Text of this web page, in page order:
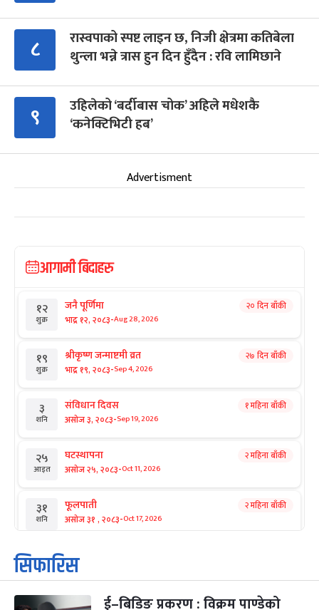
८
रास्वपाको स्पष्ट लाइन छ, निजी क्षेत्रमा कतिबेला
थुन्ला भन्ने त्रास हुन दिन हुँदैन : रवि लामिछाने
९
उहिलेको ‘बर्दीबास चोक’ अहिले मधेशकै
‘कनेक्टिभिटी हब’
Advertisment
आगामी बिदाहरु
१२
शुक्र
जनै पूर्णिमा
भाद्र १२, २०८३-Aug 28, 2026
२० दिन बाँकी
१९
शुक्र
श्रीकृष्ण जन्माष्टमी व्रत
भाद्र १९, २०८३-Sep 4, 2026
२७ दिन बाँकी
३
शनि
संविधान दिवस
असोज ३, २०८३-Sep 19, 2026
१ महिना बाँकी
२५
आइत
घटस्थापना
असोज २५, २०८३-Oct 11, 2026
२ महिना बाँकी
३१
शनि
फूलपाती
असोज ३१ , २०८३-Oct 17, 2026
२ महिना बाँकी
१
आइत
कार्तिक सङ्क्रान्ति
कार्तिक १, २०८३
महानवमी २ महिना बाँकी
सिफारिस
ई–बिडिङ प्रकरण : विक्रम पाण्डेको